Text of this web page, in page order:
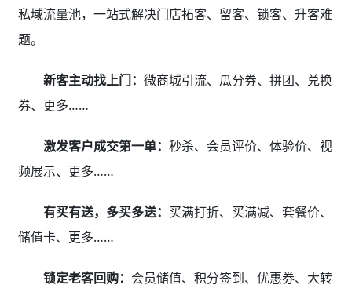
私域流量池，一站式解决门店拓客、留客、锁客、升客难
题。
新客主动找上门： 微商城引流、瓜分券、拼团、兑换
券、更多……
激发客户成交第一单： 秒杀、会员评价、体验价、视
频展示、更多……
有买有送，多买多送： 买满打折、买满减、套餐价、
储值卡、更多……
锁定老客回购： 会员储值、积分签到、优惠券、大转